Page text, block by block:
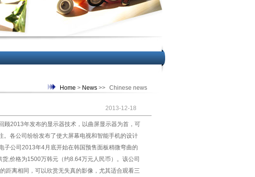
Home > News >> Chinese news
2013-12-18
顾2013年发布的显示器技术，以曲屏显示器为首，可
。各公司纷纷发布了使大屏幕电视和智能手机的设计
子公司2013年4月底开始在韩国预售面板稍微弯曲的
,价格为1500万韩元（约8.64万元人民币）。该公司
距离相同，可以欣赏无失真的影像，尤其适合观看三